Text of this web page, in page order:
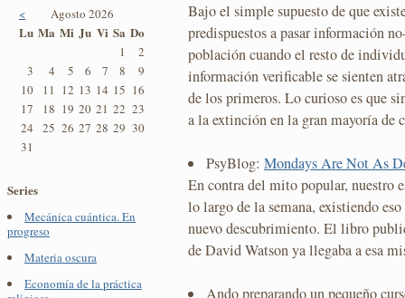
< Agosto 2026
Lu Ma Mi Ju Vi Sa Do
1
2
3
4 5 6 7 8
9
10
11 12 13 14 15 16
17
18 19 20 21 22 23
24
25 26 27 28 29 30
31
Series
Mecánica cuántica. En
progreso
Materia oscura
Economía de la práctica
Bajo el simple supuesto de que
predispuestos a pasar información
población cuando el resto de
información verificable se sienten
de los primeros. Lo curioso es que
a la extinción en la gran mayoría de
PsyBlog: Mondays Are Not As
En contra del mito popular, nuestro
lo largo de la semana, existiendo
nuevo descubrimiento. El libro
de David Watson ya llegaba a esa
Ando preparando un pequeño